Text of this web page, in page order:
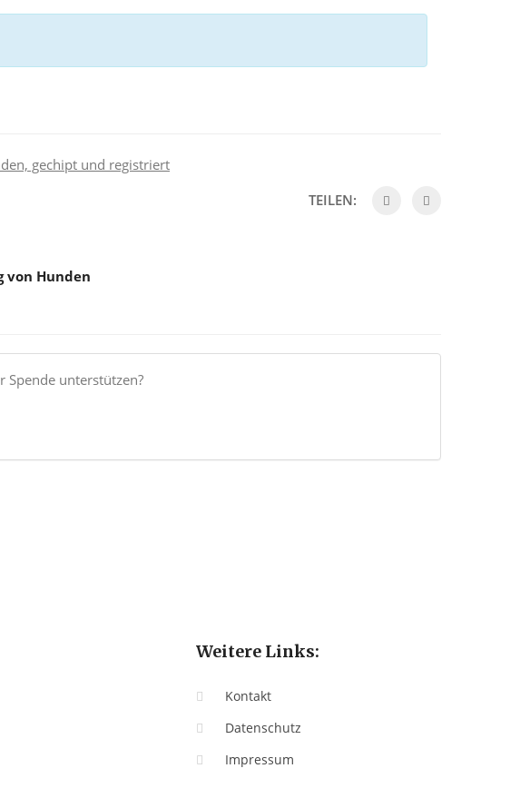
gechipt und registriert
TEILEN:
Hunden
unterstützen?
Weitere Links:
Kontakt
Datenschutz
Impressum